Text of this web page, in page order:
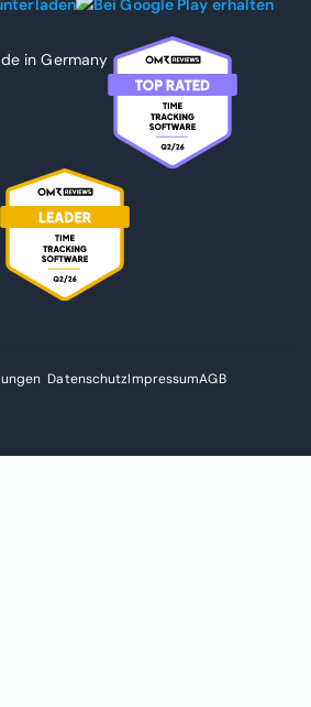
DatenschutzImpressumAGB